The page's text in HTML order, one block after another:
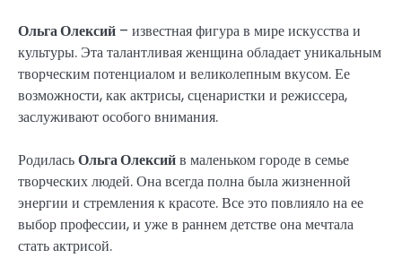
Ольга Олексий – известная фигура в мире искусства и
культуры. Эта талантливая женщина обладает уникальным
творческим потенциалом и великолепным вкусом. Ее
возможности, как актрисы, сценаристки и режиссера,
заслуживают особого внимания.
РодиласьОльга Олексийв маленьком городе в семье
творческих людей. Она всегда полна была жизненной
энергии и стремления к красоте. Все это повлияло на ее
выбор профессии, и уже в раннем детстве она мечтала
стать актрисой.